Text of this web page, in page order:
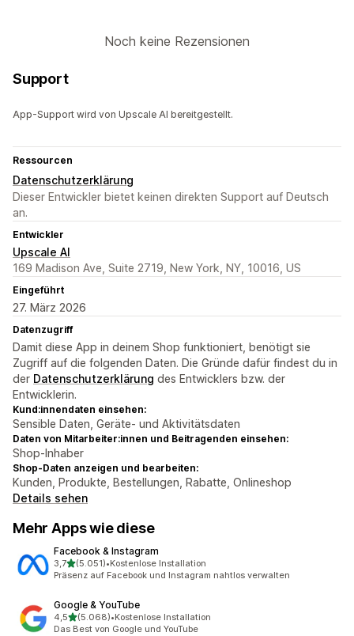
Noch keine Rezensionen
Support
App-Support wird von Upscale AI bereitgestellt.
Ressourcen
Datenschutzerklärung
Dieser Entwickler bietet keinen direkten Support auf Deutsch
an.
Entwickler
Upscale AI
169 Madison Ave, Suite 2719, New York, NY, 10016, US
Eingeführt
27. März 2026
Datenzugriff
Damit diese App in deinem Shop funktioniert, benötigt sie
Zugriff auf die folgenden Daten. Die Gründe dafür findest du in
der Datenschutzerklärung des Entwicklers bzw. der
Entwicklerin.
Kund:innendaten einsehen:
Sensible Daten, Geräte- und Aktivitätsdaten
Daten von Mitarbeiter:innen und Beitragenden einsehen:
Shop-Inhaber
Shop-Daten anzeigen und bearbeiten:
Kunden, Produkte, Bestellungen, Rabatte, Onlineshop
Details sehen
Mehr Apps wie diese
Facebook & Instagram
3,7von 5 Sternen
(5.051)
5051 Rezensionen insgesamt
•Kostenlose Installation
Präsenz auf Facebook und Instagram nahtlos verwalten
Google & YouTube
4,5von 5 Sternen
(5.068)
5068 Rezensionen insgesamt
•Kostenlose Installation
Das Best von Google und YouTube